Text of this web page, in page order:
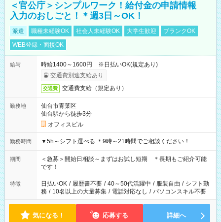
＜官公庁＞シンプルワーク！給付金の申請情報
入力のおしごと！＊週3日～OK！
派遣 職種未経験OK 社会人未経験OK 大学生歓迎
ブランクOK
WEB登録・面接OK
給与
時給1400～1600円 ※日払いOK(規定あり)
交通費別途支給あり
交通費 交通費支給（規定あり）
勤務地
仙台市青葉区
仙台駅から徒歩3分
オフィスビル
勤務時間 ▼5h～シフト選べる ＊9時～21時間でご相談ください！
期間
＜急募＞開始日相談～まずはお試し短期 ＊長期もご紹介可能
です！
特徴 日払いOK / 履歴書不要 / 40～50代活躍中 / 服装自由 / シフト勤
務 / 10名以上の大量募集 / 電話対応なし / パソコンスキル不要
気になる！ 応募する 詳細へ